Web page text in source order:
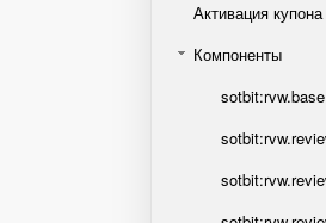
Активация купона
Компоненты
sotbit:rvw.base